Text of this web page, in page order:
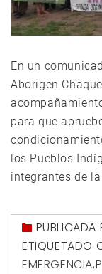
En un
Aborigen
para que
los Pueblos
integrantes de la
PUBLICADA
ETIQUETADO
EMERGENCIA,